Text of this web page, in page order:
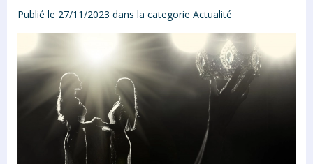
Publié le 27/11/2023 dans la categorie Actualité